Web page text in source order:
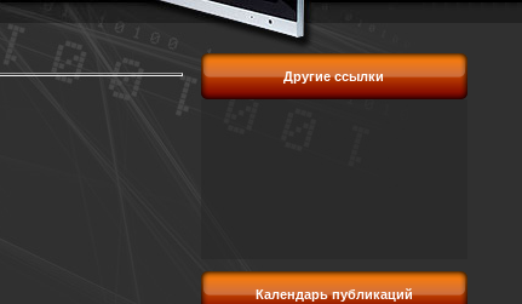
Другие ссылки
Календарь публикаций